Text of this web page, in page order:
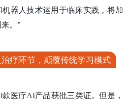
器人技术运用于临床实践，将加
。”
疗环节，颠覆传统学习模式
款医疗AI产品获批三类证。但是，